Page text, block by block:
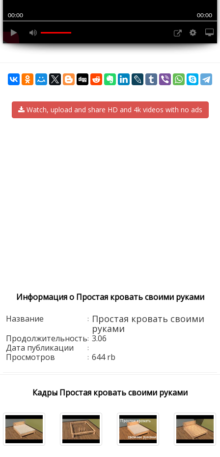
00:00 00:00
Watch, upload and share HD and 4k videos with no ads
Информация о Простая кровать своими руками
Название
: Простая кровать своими
руками
Продолжительность: 3.06
Дата публикации
:
Просмотров : 644 rb
Кадры Простая кровать своими руками